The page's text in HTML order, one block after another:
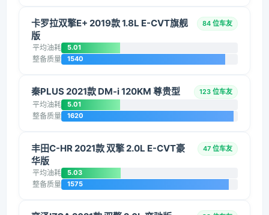
卡罗拉双擎E+ 2019款 1.8L E-CVT旗舰
版
84 位车友
平均油耗 5.01
整备质量 1540
秦PLUS 2021款 DM-i 120KM 尊贵型 123 位车友
平均油耗 5.01
整备质量 1620
丰田C-HR 2021款 双擎 2.0L E-CVT豪
华版
47 位车友
平均油耗 5.03
整备质量 1575